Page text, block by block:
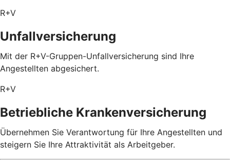
R+V
Unfallversicherung
Mit der R+V-Gruppen-Unfallversicherung sind Ihre
Angestellten abgesichert.
R+V
Betriebliche Krankenversicherung
Übernehmen Sie Verantwortung für Ihre Angestellten und
steigern Sie Ihre Attraktivität als Arbeitgeber.